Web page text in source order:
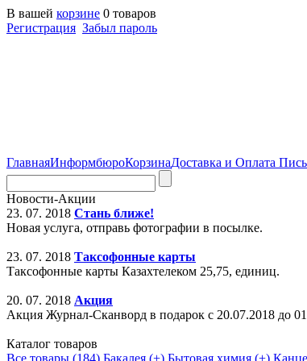
В вашей корзине 0 товаров
Регистрация Забыл пароль
ГлавнаяИнформбюроКорзинаДоставка и Оплата
Новости-Акции
23. 07. 2018 Стань ближе!
Новая услуга, отправь фотографии в посылке.
23. 07. 2018 Таксофонные карты
Таксофонные карты Казахтелеком 25,75, единиц.
20. 07. 2018 Акция
Акция Журнал-Сканворд в подарок с 20.07.2018 до
Каталог товаров
Все товары (184) Бакалея (+) Бытовая химия (+)